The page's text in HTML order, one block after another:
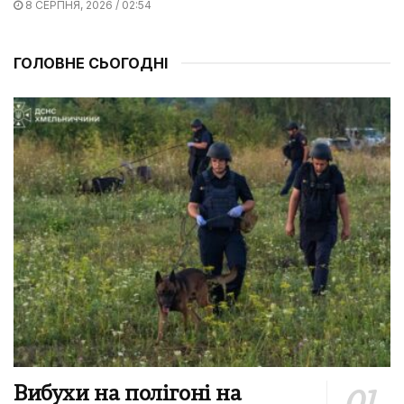
8 СЕРПНЯ, 2026 / 02:54
ГОЛОВНЕ СЬОГОДНІ
Вибухи на полігоні на